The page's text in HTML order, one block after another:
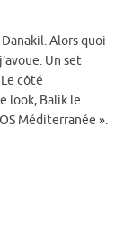
Alors quoi
Un set
côté
look, Balik le
Méditerranée ».